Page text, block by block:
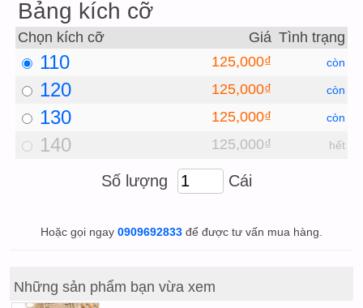
Bảng kích cỡ
Chọn kích cỡ Giá Tình trạng
110 125,000₫ còn
120 125,000₫ còn
130 125,000₫ còn
140 125,000₫ hết
Số lượng Cái
Hoặc gọi ngay 0909692833để được tư vấn mua hàng.
Những sản phẩm bạn vừa xem